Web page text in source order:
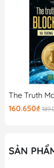
160.650₫
SẢN